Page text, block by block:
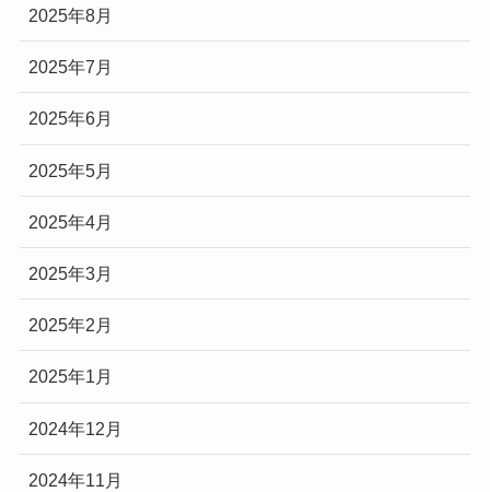
2025年8月
2025年7月
2025年6月
2025年5月
2025年4月
2025年3月
2025年2月
2025年1月
2024年12月
2024年11月